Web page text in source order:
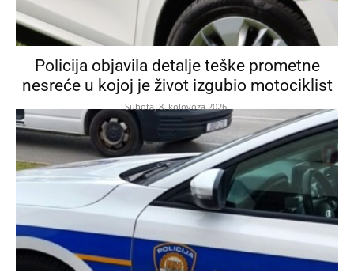
Policija objavila detalje teške prometne
nesreće u kojoj je život izgubio motociklist
Subota, 8. kolovoza 2026.